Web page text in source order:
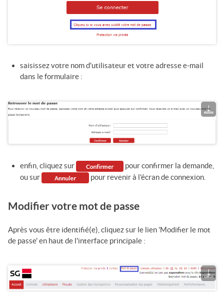
saisissez votre nom d'utilisateur et votre adresse e-mail
dans le formulaire :
enfin, cliquez sur
pour confirmer la demande,
ou sur
pour revenir à l'écran de connexion.
Modifier votre mot de passe
Après vous être identifié(e), cliquez sur le lien 'Modifier le mot
de passe' en haut de l'interface principale :